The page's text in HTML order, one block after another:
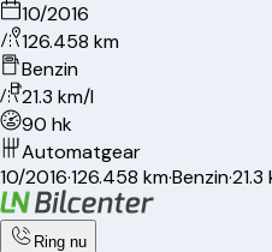
10/2016
126.458 km
Benzin
21.3 km/l
90 hk
Automatgear
10/2016·126.458 km·Benzin·21.3
Ring nu